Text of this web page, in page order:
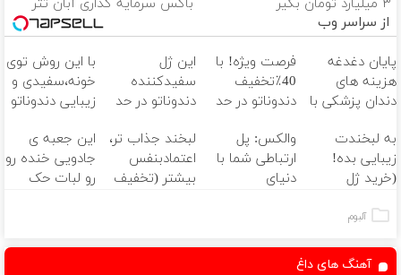
۳ میلیارد تومان بگیر
باکس سرمایه گذاری آبان تتر
از سراسر وب
پایان دغدغه
هزینه های
دندان پزشکی با
کننده خانگی
فرصت ویژه! با
40٪تخفیف
دندوناتو در حد
سفید کن
این ژل
سفیدکننده
دندوناتو در حد
میکنه
(40%تخفیف)
با این روش توی
خونه،سفیدی و
زیبایی دندوناتو
(40%off)
به لبخندت
زیبایی بده!
(خرید ژل
دندان
والکس: پل
ارتباطی شما با
دنیای
لبخند جذاب تر،
اعتمادبنفس
بیشتر (تخفیف
این جعبه ی
جادویی خنده رو
رو لبات حک
آلبوم
آهنگ های داغ